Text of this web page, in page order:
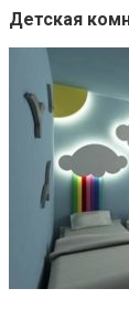
Детская